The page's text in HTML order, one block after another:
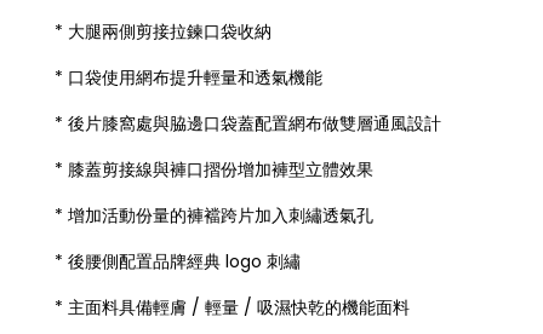
* 大腿兩側剪接拉鍊口袋收納
* 口袋使用網布提升輕量和透氣機能
* 後片膝窩處與脇邊口袋蓋配置網布做雙層通風設計
* 膝蓋剪接線與褲口摺份增加褲型立體效果
* 增加活動份量的褲襠跨片加入刺繡透氣孔
* 後腰側配置品牌經典 logo 刺繡
* 主面料具備輕膚 / 輕量 / 吸濕快乾的機能面料